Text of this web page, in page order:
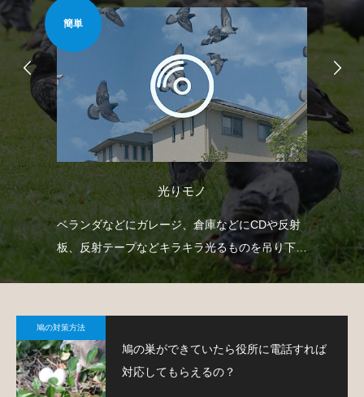
安心安全
防鳥ピン
防鳥用の剣山をベランダや手すりに取り付けて鳩
よけ対策する方法です。
鳩の対策方法
鳩の巣ができていたら役所に電話すれば
対応してもらえるの？